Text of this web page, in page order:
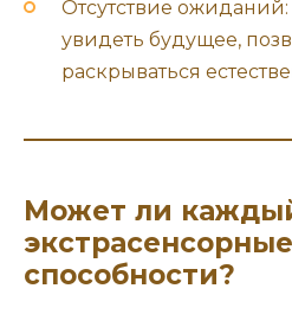
Отсутствие ожиданий:
увидеть будущее,
раскрываться
Может ли
экстрасенсорные
способности?